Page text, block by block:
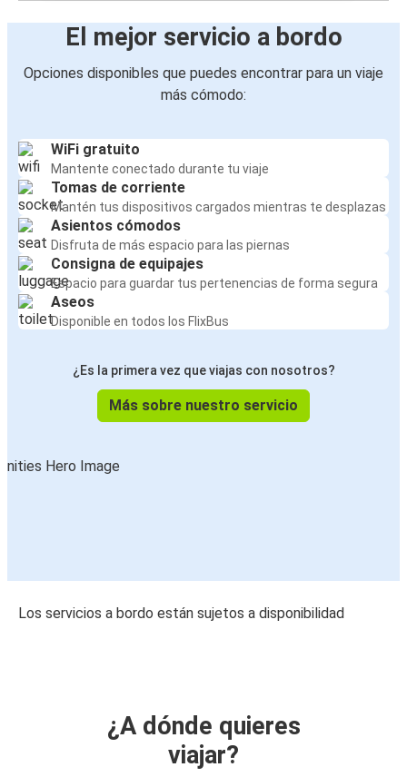
El mejor servicio a bordo
Opciones disponibles que puedes encontrar para un viaje
más cómodo:
WiFi gratuito
Mantente conectado durante tu viaje
Tomas de corriente
Mantén tus dispositivos cargados mientras te desplazas
Asientos cómodos
Disfruta de más espacio para las piernas
Consigna de equipajes
Espacio para guardar tus pertenencias de forma segura
Aseos
Disponible en todos los FlixBus
¿Es la primera vez que viajas con nosotros?
Más sobre nuestro servicio
Los servicios a bordo están sujetos a disponibilidad
¿A dónde quieres
viajar?